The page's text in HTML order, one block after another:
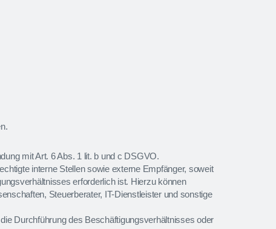
mit Art. 6 Abs. 1 lit. b und c DSGVO.
interne Stellen sowie externe Empfänger, soweit
erforderlich ist. Hierzu können
Steuerberater, IT-Dienstleister und sonstige
Durchführung des Beschäftigungsverhältnisses oder